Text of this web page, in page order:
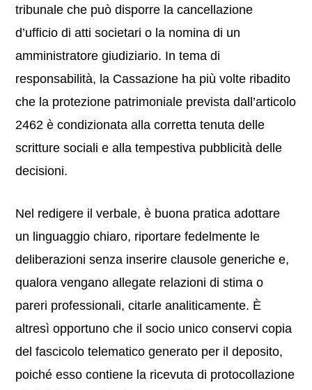
tribunale che può disporre la cancellazione
d’ufficio di atti societari o la nomina di un
amministratore giudiziario. In tema di
responsabilità, la Cassazione ha più volte ribadito
che la protezione patrimoniale prevista dall’articolo
2462 è condizionata alla corretta tenuta delle
scritture sociali e alla tempestiva pubblicità delle
decisioni.
Nel redigere il verbale, è buona pratica adottare
un linguaggio chiaro, riportare fedelmente le
deliberazioni senza inserire clausole generiche e,
qualora vengano allegate relazioni di stima o
pareri professionali, citarle analiticamente. È
altresì opportuno che il socio unico conservi copia
del fascicolo telematico generato per il deposito,
poiché esso contiene la ricevuta di protocollazione